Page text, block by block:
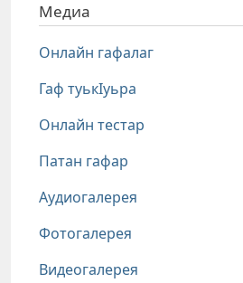
Медиа
Онлайн гафалаг
Гаф туькIуьра
Онлайн тестар
Патан гафар
Аудиогалерея
Фотогалерея
Видеогалерея